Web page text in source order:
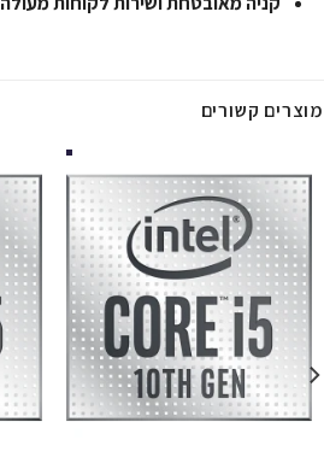
מוצרים קשורים